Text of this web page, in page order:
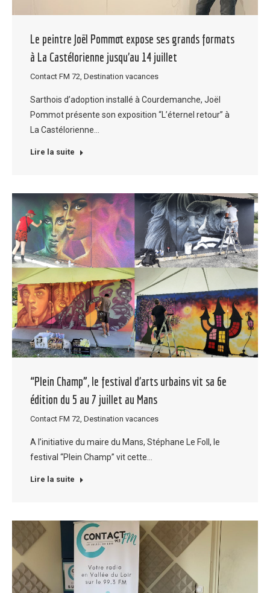
Le peintre Joël Pommot expose ses grands formats
à La Castélorienne jusqu’au 14 juillet
Contact FM 72 Destination vacances
Sarthois d’adoption installé à Courdemanche, Joël
Pommot présente son exposition “L’éternel retour” à
La Castélorienne…
Lire la suite
“Plein Champ”, le festival d’arts urbains vit sa 6e
édition du 5 au 7 juillet au Mans
Contact FM 72 Destination vacances
A l’initiative du maire du Mans, Stéphane Le Foll, le
festival “Plein Champ” vit cette…
Lire la suite